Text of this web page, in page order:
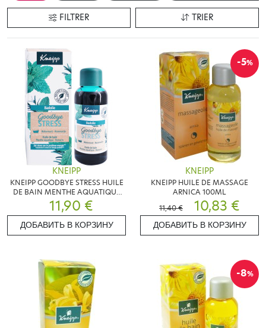
FILTRER TRIER
KNEIPP
KNEIPP GOODBYE STRESS HUILE
DE BAIN MENTHE AQUATIQUE
ROMARIN 100ML
11,90 €
ДОБАВИТЬ В КОРЗИНУ
-5%
KNEIPP
KNEIPP HUILE DE MASSAGE
ARNICA 100ML
11,40 €
10,83 €
ДОБАВИТЬ В КОРЗИНУ
-8%